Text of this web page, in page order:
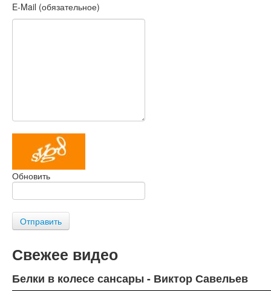
E-Mail (обязательное)
Обновить
Отправить
Свежее видео
Белки в колесе сансары - Виктор Савельев